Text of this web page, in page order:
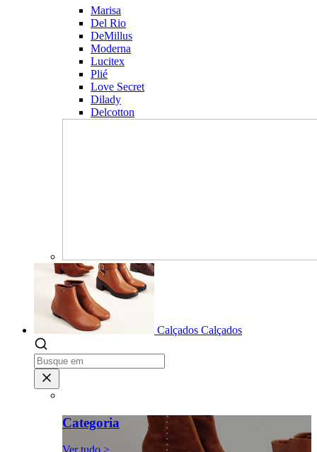
Marisa
Del Rio
DeMillus
Moderna
Lucitex
Plié
Love Secret
Dilady
Delcotton
Calçados Calçados
Categoria